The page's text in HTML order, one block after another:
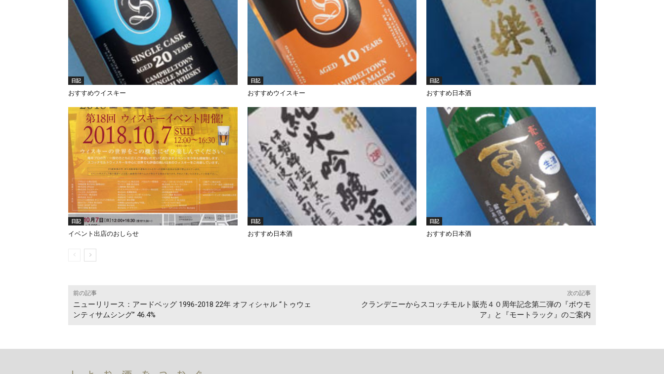
日記
おすすめウイスキー
日記
おすすめウイスキー
日記
おすすめ日本酒
日記
イベント出店のおしらせ
日記
おすすめ日本酒
日記
おすすめ日本酒
前の記事
ニューリリース：アードベッグ 1996-2018 22年 オフィシャル “トゥウェ
ンティサムシング” 46.4%
次の記事
クランデニーからスコッチモルト販売４０周年記念第二弾の『ボウモ
ア』と『モートラック』のご案内